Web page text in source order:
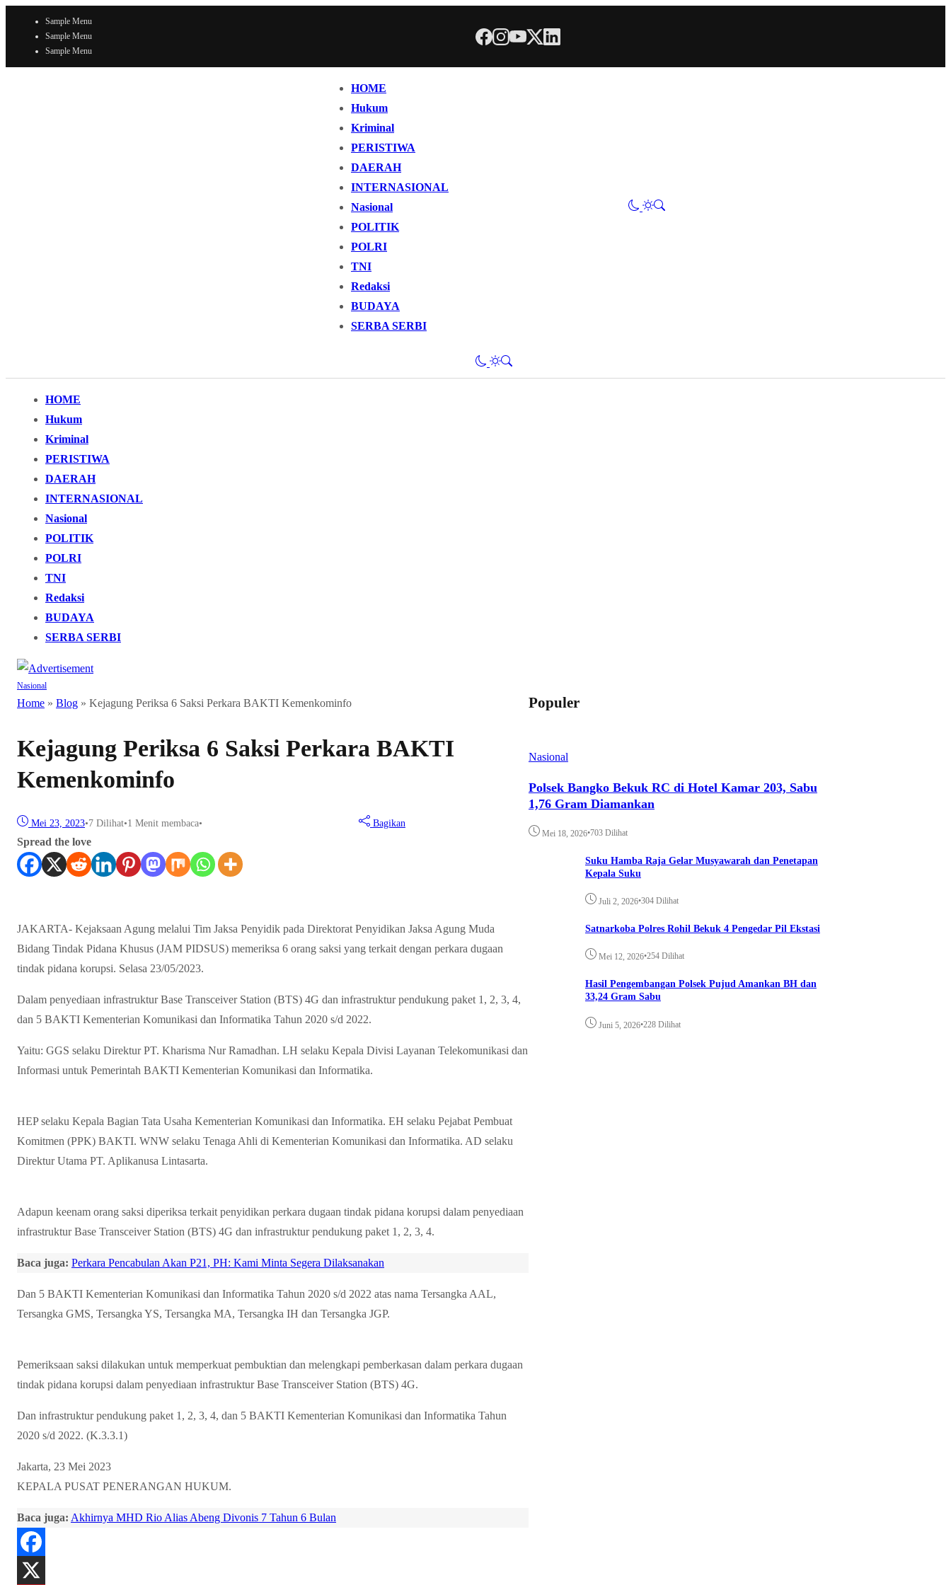
Sample Menu
Sample Menu
Sample Menu
HOME
Hukum
Kriminal
PERISTIWA
DAERAH
INTERNASIONAL
Nasional
POLITIK
POLRI
TNI
Redaksi
BUDAYA
SERBA SERBI
HOME
Hukum
Kriminal
PERISTIWA
DAERAH
INTERNASIONAL
Nasional
POLITIK
POLRI
TNI
Redaksi
BUDAYA
SERBA SERBI
Nasional
Home » Blog » Kejagung Periksa 6 Saksi Perkara BAKTI Kemenkominfo
Kejagung Periksa 6 Saksi Perkara BAKTI
Kemenkominfo
Mei 23, 2023•7 Dilihat•1 Menit membaca• Bagikan
Spread the love
JAKARTA- Kejaksaan Agung melalui Tim Jaksa Penyidik pada Direktorat Penyidikan Jaksa Agung Muda
Bidang Tindak Pidana Khusus (JAM PIDSUS) memeriksa 6 orang saksi yang terkait dengan perkara dugaan
tindak pidana korupsi. Selasa 23/05/2023.
Dalam penyediaan infrastruktur Base Transceiver Station (BTS) 4G dan infrastruktur pendukung paket 1, 2, 3, 4,
dan 5 BAKTI Kementerian Komunikasi dan Informatika Tahun 2020 s/d 2022.
Yaitu: GGS selaku Direktur PT. Kharisma Nur Ramadhan. LH selaku Kepala Divisi Layanan Telekomunikasi dan
Informasi untuk Pemerintah BAKTI Kementerian Komunikasi dan Informatika.
HEP selaku Kepala Bagian Tata Usaha Kementerian Komunikasi dan Informatika. EH selaku Pejabat Pembuat
Komitmen (PPK) BAKTI. WNW selaku Tenaga Ahli di Kementerian Komunikasi dan Informatika. AD selaku
Direktur Utama PT. Aplikanusa Lintasarta.
Adapun keenam orang saksi diperiksa terkait penyidikan perkara dugaan tindak pidana korupsi dalam penyediaan
infrastruktur Base Transceiver Station (BTS) 4G dan infrastruktur pendukung paket 1, 2, 3, 4.
Baca juga: Perkara Pencabulan Akan P21, PH: Kami Minta Segera Dilaksanakan
Dan 5 BAKTI Kementerian Komunikasi dan Informatika Tahun 2020 s/d 2022 atas nama Tersangka AAL,
Tersangka GMS, Tersangka YS, Tersangka MA, Tersangka IH dan Tersangka JGP.
Pemeriksaan saksi dilakukan untuk memperkuat pembuktian dan melengkapi pemberkasan dalam perkara dugaan
tindak pidana korupsi dalam penyediaan infrastruktur Base Transceiver Station (BTS) 4G.
Dan infrastruktur pendukung paket 1, 2, 3, 4, dan 5 BAKTI Kementerian Komunikasi dan Informatika Tahun
2020 s/d 2022. (K.3.3.1)
Jakarta, 23 Mei 2023
KEPALA PUSAT PENERANGAN HUKUM.
Baca juga: Akhirnya MHD Rio Alias Abeng Divonis 7 Tahun 6 Bulan
Populer
Nasional
Polsek Bangko Bekuk RC di Hotel Kamar 203, Sabu
1,76 Gram Diamankan
Mei 18, 2026•703 Dilihat
Suku Hamba Raja Gelar Musyawarah dan Penetapan
Kepala Suku
Juli 2, 2026•304 Dilihat
Satnarkoba Polres Rohil Bekuk 4 Pengedar Pil Ekstasi
Mei 12, 2026•254 Dilihat
Hasil Pengembangan Polsek Pujud Amankan BH dan
33,24 Gram Sabu
Juni 5, 2026•228 Dilihat